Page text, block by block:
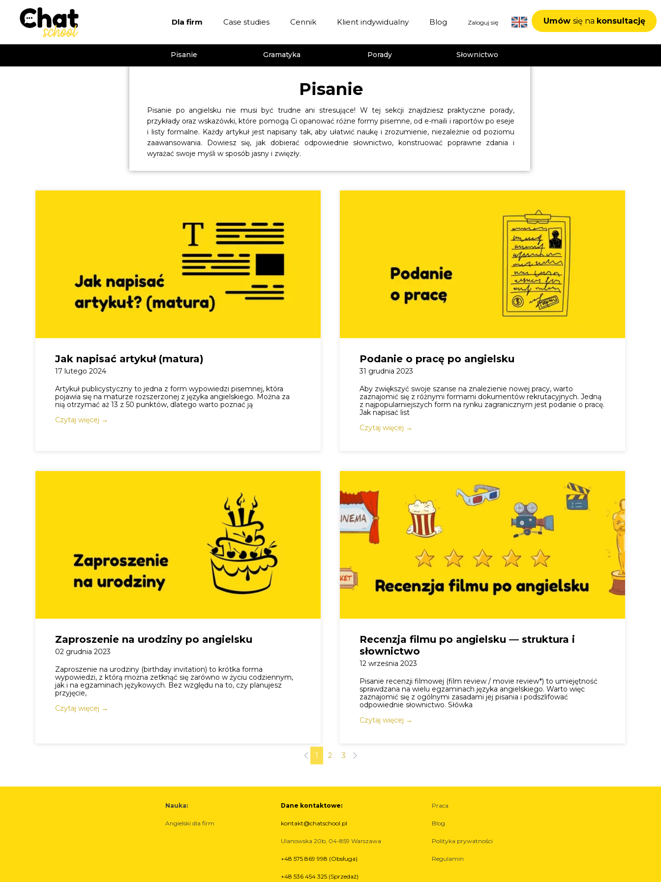
Umów się na konsultację
Dla firm
Case studies
RITS
Cennik Klient indywidualny Blog Zaloguj się
Pisanie Gramatyka Porady Słownictwo
Pisanie
Pisanie po angielsku nie musi być trudne ani stresujące! W tej sekcji znajdziesz praktyczne porady,
przykłady oraz wskazówki, które pomogą Ci opanować różne formy pisemne, od e-maili i raportów po eseje
i listy formalne. Każdy artykuł jest napisany tak, aby ułatwić naukę i zrozumienie, niezależnie od poziomu
zaawansowania. Dowiesz się, jak dobierać odpowiednie słownictwo, konstruować poprawne zdania i
wyrażać swoje myśli w sposób jasny i zwięzły.
Jak napisać artykuł (matura)
17 lutego 2024
Artykuł publicystyczny to jedna z form wypowiedzi pisemnej, która
pojawia się na maturze rozszerzonej z języka angielskiego. Można za
nią otrzymać aż 13 z 50 punktów, dlatego warto poznać ją
Czytaj więcej →
Podanie o pracę po angielsku
31 grudnia 2023
Aby zwiększyć swoje szanse na znalezienie nowej pracy, warto
zaznajomić się z różnymi formami dokumentów rekrutacyjnych. Jedną
z najpopularniejszych form na rynku zagranicznym jest podanie o pracę.
Jak napisać list
Czytaj więcej →
Zaproszenie na urodziny po angielsku
02 grudnia 2023
Zaproszenie na urodziny (birthday invitation) to krótka forma
wypowiedzi, z którą można zetknąć się zarówno w życiu codziennym,
jak i na egzaminach językowych. Bez względu na to, czy planujesz
przyjęcie,
Czytaj więcej →
Recenzja filmu po angielsku — struktura i
słownictwo
12 września 2023
Pisanie recenzji filmowej (film review / movie review*) to umiejętność
sprawdzana na wielu egzaminach języka angielskiego. Warto więc
zaznajomić się z ogólnymi zasadami jej pisania i podszlifować
odpowiednie słownictwo. Słówka
Czytaj więcej →
1 2 3
Dane kontaktowe:
kontakt@chatschool.pl
Ulanowska 20b, 04-859 Warszawa
+48 575 869 998 (Obsługa)
+48 536 454 325 (Sprzedaż)
Praca
Blog
Polityka prywatności
Regulamin
Nauka:
Angielski dla firm